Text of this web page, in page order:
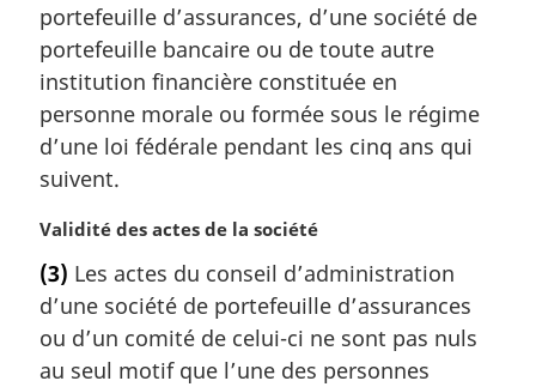
g
i
n
a
l
e
:
portefeuille d’assurances, d’une société de
portefeuille bancaire ou de toute autre
institution financière constituée en
personne morale ou formée sous le régime
d’une loi fédérale pendant les cinq ans qui
suivent.
N
t
e
m
a
Validité des actes de la société
(3) Les actes du conseil d’administration
d’une société de portefeuille d’assurances
ou d’un comité de celui-ci ne sont pas nuls
au seul motif que l’une des personnes